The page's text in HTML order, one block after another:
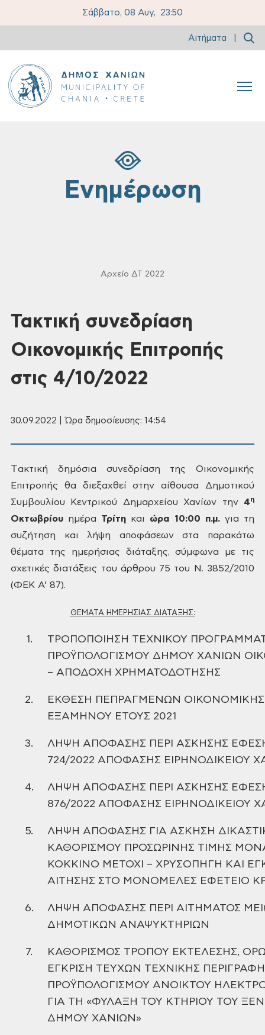
Σάββατο, 08 Αυγ, 23:50
Αιτήματα
Ενημέρωση
Αρχείο ΔΤ 2022
Τακτική συνεδρίαση
Οικονομικής Επιτροπής
στις 4/10/2022
30.09.2022 | Ώρα δημοσίευσης: 14:54
Τακτική δημόσια συνεδρίαση της Οικονομικής
Επιτροπής θα διεξαχθεί στην αίθουσα Δημοτικού
Συμβουλίου Κεντρικού Δημαρχείου Χανίων την4η
Οκτωβρίου ημέρα Τρίτη και ώρα 10:00 π.μ. για τη
συζήτηση και
λήψη αποφάσεων στα παρακάτω
θέματα της ημερήσιας διάταξης, σύμφωνα με τις
σχετικές διατάξεις του άρθρου 75 του Ν. 3852/2010
(ΦΕΚ Α’ 87).
ΘΕΜΑΤΑ ΗΜΕΡΗΣΙΑΣ ΔΙΑΤΑΞΗΣ:
1.
ΤΡΟΠΟΠΟΙΗΣΗ ΤΕΧΝΙΚΟΥ
ΠΡΟΫΠΟΛΟΓΙΣΜΟΥ ΔΗΜΟΥ ΧΑΝΙΩΝ
– ΑΠΟΔΟΧΗ ΧΡΗΜΑΤΟΔΟΤΗΣΗΣ
2. ΕΚΘΕΣΗ ΠΕΠΡΑΓΜΕΝΩΝ ΟΙΚΟΝΟΜΙΚΗΣ
ΕΞΑΜΗΝΟΥ ΕΤΟΥΣ 2021
3. ΛΗΨΗ ΑΠΟΦΑΣΗΣ ΠΕΡΙ ΑΣΚΗΣΗΣ
724/2022 ΑΠΟΦΑΣΗΣ ΕΙΡΗΝΟΔΙΚΕΙΟΥ
4. ΛΗΨΗ ΑΠΟΦΑΣΗΣ ΠΕΡΙ ΑΣΚΗΣΗΣ
876/2022 ΑΠΟΦΑΣΗΣ ΕΙΡΗΝΟΔΙΚΕΙΟΥ
5.
ΛΗΨΗ ΑΠΟΦΑΣΗΣ ΓΙΑ ΑΣΚΗΣΗ
ΚΑΘΟΡΙΣΜΟΥ ΠΡΟΣΩΡΙΝΗΣ ΤΙΜΗΣ
ΚΟΚΚΙΝΟ ΜΕΤΟΧΙ – ΧΡΥΣΟΠΗΓΗ
ΚΑΙ
ΑΙΤΗΣΗΣ ΣΤΟ ΜΟΝΟΜΕΛΕΣ ΕΦΕΤΕΙΟ
6. ΛΗΨΗ ΑΠΟΦΑΣΗΣ ΠΕΡΙ ΑΙΤΗΜΑΤΟΣ
ΔΗΜΟΤΙΚΩΝ ΑΝΑΨΥΚΤΗΡΙΩΝ
7. ΚΑΘΟΡΙΣΜΟΣ ΤΡΟΠΟΥ ΕΚΤΕΛΕΣΗΣ,
ΕΓΚΡΙΣΗ ΤΕΥΧΩΝ ΤΕΧΝΙΚΗΣ
ΠΡΟΫΠΟΛΟΓΙΣΜΟΥ ΑΝΟΙΚΤΟΥ
ΓΙΑ ΤΗ «ΦΥΛΑΞΗ ΤΟΥ ΚΤΗΡΙΟΥ ΤΟΥ
ΔΗΜΟΥ ΧΑΝΙΩΝ»